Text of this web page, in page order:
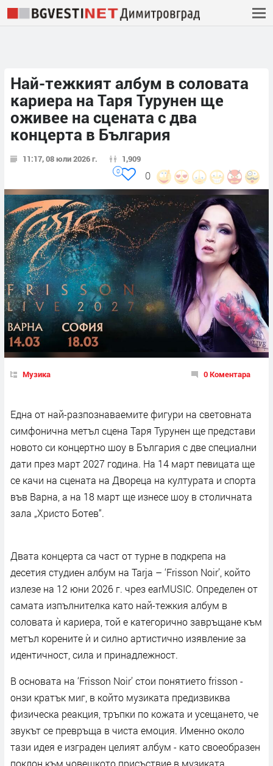
Най-тежкият албум в соловата
кариера на Таря Турунен ще
оживее на сцената с два
концерта в България
11:17, 08 юли 2026 г. 1,909
0
0
Музика 0 Коментара
Една от най-разпознаваемите фигури на световната
симфонична метъл сцена Таря Турунен ще представи
новото си концертно шоу в България с две специални
дати през март 2027 година. На 14 март певицата ще
се качи на сцената на Двореца на културата и спорта
във Варна, а на 18 март ще изнесе шоу в столичната
зала „Христо Ботев“.
Двата концерта са част от турне в подкрепа на
десетия студиен албум на Tarja – ‘Frisson Noir’, който
излезе на 12 юни 2026 г. чрез earMUSIC. Определен от
самата изпълнителка като най-тежкия албум в
соловата ѝ кариера, той е категорично завръщане към
метъл корените ѝ и силно артистично изявление за
идентичност, сила и принадлежност.
В основата на ‘Frisson Noir’ стои понятието frisson -
онзи кратък миг, в който музиката предизвиква
физическа реакция, тръпки по кожата и усещането, че
звукът се превръща в чиста емоция. Именно около
тази идея е изграден целият албум - като своеобразен
поклон към човешкото присъствие в музиката,